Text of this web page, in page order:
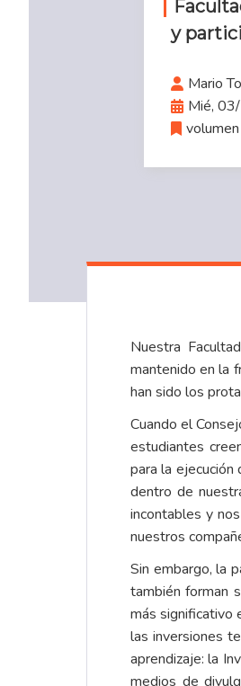
y
Mario
Mié,
Nuestra
mantenido en la
han sido los
Cuando el
estudiantes
para la
dentro de
incontables y
nuestros
Sin embargo, la
también forman
más significativo
las inversiones
aprendizaje: la
medios de